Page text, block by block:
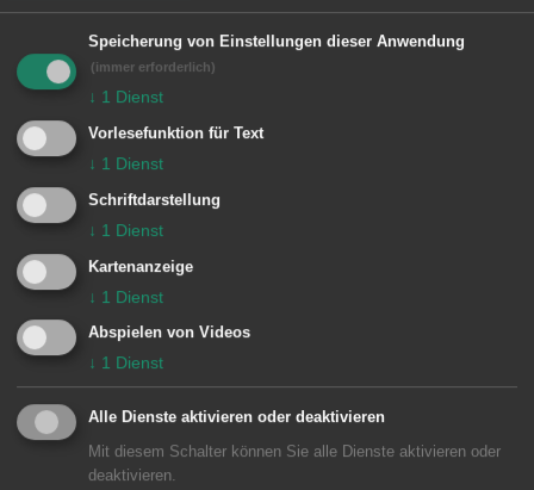
Sie ihre sportlichen Ziele verfolgen.“
Huber erinnerte an die sportlichen
Erfolge der Hofeners Patriz Ilg, der
1983 bei den
Leichtathletikweltmeisterschaften in
Helsinki im 3.000 Meter Hindernislauf
die Goldmedaille gewonnen hatte. Der
ehemalige Ortsvorsteher von Hofen
war ebenfalls gekommen, um den
Erfolg der Radsportlerinnen zu feiern.
Zusammen mit ihrer Spielpartnerin
Danielle Holzer vom RVC Prechtal
bildet Judith Wolf die
Speicherung von Einstellungen dieser Anwendung
(immer erforderlich)
↓ 1 Dienst
Vorlesefunktion für Text
↓ 1 Dienst
Schriftdarstellung
↓ 1 Dienst
Kartenanzeige
↓ 1 Dienst
Abspielen von Videos
↓ 1 Dienst
Alle Dienste aktivieren oder deaktivieren
Mit diesem Schalter können Sie alle Dienste aktivieren oder
deaktivieren.